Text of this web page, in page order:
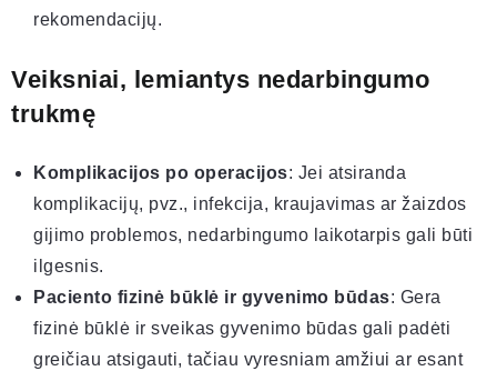
rekomendacijų.
Veiksniai, lemiantys nedarbingumo
trukmę
Komplikacijos po operacijos: Jei atsiranda
komplikacijų, pvz., infekcija, kraujavimas ar žaizdos
gijimo problemos, nedarbingumo laikotarpis gali būti
ilgesnis.
Paciento fizinė būklė ir gyvenimo būdas: Gera
fizinė būklė ir sveikas gyvenimo būdas gali padėti
greičiau atsigauti, tačiau vyresniam amžiui ar esant